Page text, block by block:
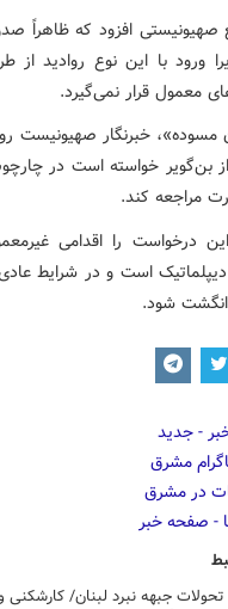
صهیونیستی افزود که ظاهراً
ورود با این نوع روادید
معمول قرار نمی‌گیرد.
مسوده»، خبرنگار صهیونیست
بن‌گویر خواسته است در
مراجعه کند.
درخواست را اقدامی
دیپلماتیک است و در شرایط
انگشت شود.
جبهه نبرد لبنان/